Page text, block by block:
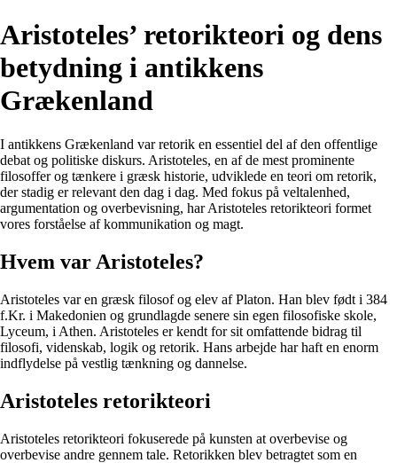
Aristoteles’ retorikteori og dens
betydning i antikkens
Grækenland
I antikkens Grækenland var retorik en essentiel del af den offentlige
debat og politiske diskurs. Aristoteles, en af de mest prominente
filosoffer og tænkere i græsk historie, udviklede en teori om retorik,
der stadig er relevant den dag i dag. Med fokus på veltalenhed,
argumentation og overbevisning, har Aristoteles retorikteori formet
vores forståelse af kommunikation og magt.
Hvem var Aristoteles?
Aristoteles var en græsk filosof og elev af Platon. Han blev født i 384
f.Kr. i Makedonien og grundlagde senere sin egen filosofiske skole,
Lyceum, i Athen. Aristoteles er kendt for sit omfattende bidrag til
filosofi, videnskab, logik og retorik. Hans arbejde har haft en enorm
indflydelse på vestlig tænkning og dannelse.
Aristoteles retorikteori
Aristoteles retorikteori fokuserede på kunsten at overbevise og
overbevise andre gennem tale. Retorikken blev betragtet som en